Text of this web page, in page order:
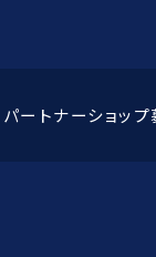
パートナーショッ